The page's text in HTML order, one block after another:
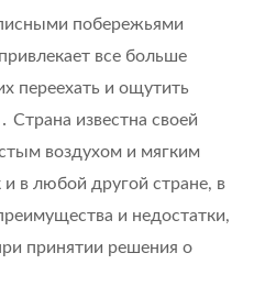
побережьями
все больше
переехать и ощутить
Страна известна своей
воздухом и мягким
в любой другой стране, в
и недостатки,
принятии решения о